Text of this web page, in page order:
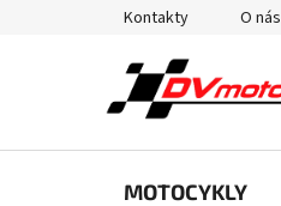
Kontakty O nás
MOTOCYKLY